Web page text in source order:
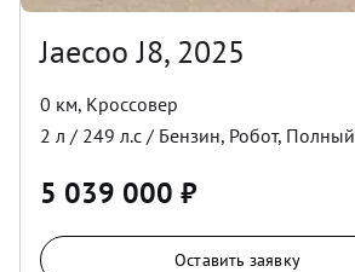
Jaecoo J8, 2025
0 км, Кроссовер
2 л / 249 л.с / Бензин, Робот, Полный
5 039 000 ₽
Оставить заявку